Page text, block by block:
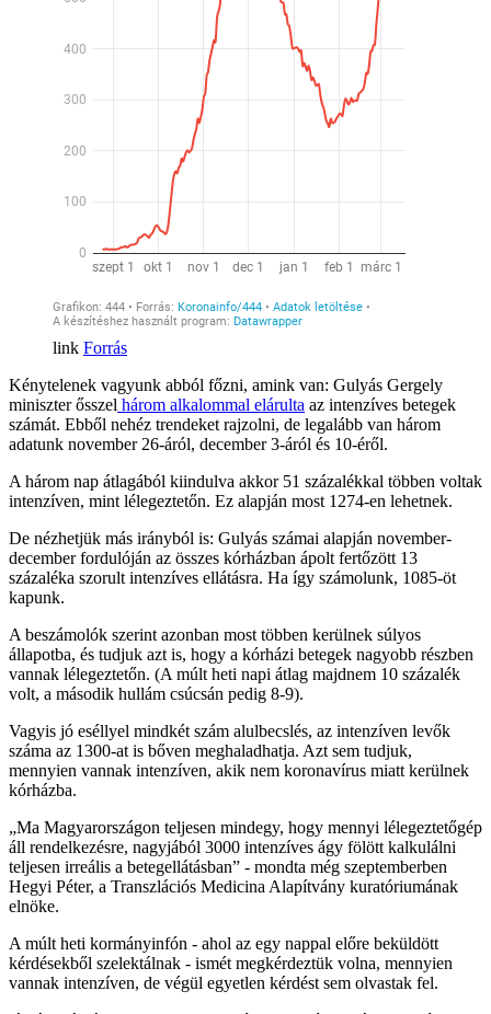
Forrás
Kénytelenek vagyunk abból főzni, amink van: Gulyás Gergely
miniszter ősszel három alkalommal elárulta az intenzíves betegek
számát. Ebből nehéz trendeket rajzolni, de legalább van három
adatunk november 26-áról, december 3-áról és 10-éről.
A három nap átlagából kiindulva akkor 51 százalékkal többen voltak
intenzíven, mint lélegeztetőn. Ez alapján most 1274-en lehetnek.
De nézhetjük más irányból is: Gulyás számai alapján november-
december fordulóján az összes kórházban ápolt fertőzött 13
százaléka szorult intenzíves ellátásra. Ha így számolunk, 1085-öt
kapunk.
A beszámolók szerint azonban most többen kerülnek súlyos
állapotba, és tudjuk azt is, hogy a kórházi betegek nagyobb részben
vannak lélegeztetőn. (A múlt heti napi átlag majdnem 10 százalék
volt, a második hullám csúcsán pedig 8-9).
Vagyis jó eséllyel mindkét szám alulbecslés, az intenzíven levők
száma az 1300-at is bőven meghaladhatja. Azt sem tudjuk,
mennyien vannak intenzíven, akik nem koronavírus miatt kerülnek
kórházba.
„Ma Magyarországon teljesen mindegy, hogy mennyi lélegeztetőgép
áll rendelkezésre, nagyjából 3000 intenzíves ágy fölött kalkulálni
teljesen irreális a betegellátásban” - mondta még szeptemberben
Hegyi Péter, a Transzlációs Medicina Alapítvány kuratóriumának
elnöke.
A múlt heti kormányinfón - ahol az egy nappal előre beküldött
kérdésekből szelektálnak - ismét megkérdeztük volna, mennyien
vannak intenzíven, de végül egyetlen kérdést sem olvastak fel.